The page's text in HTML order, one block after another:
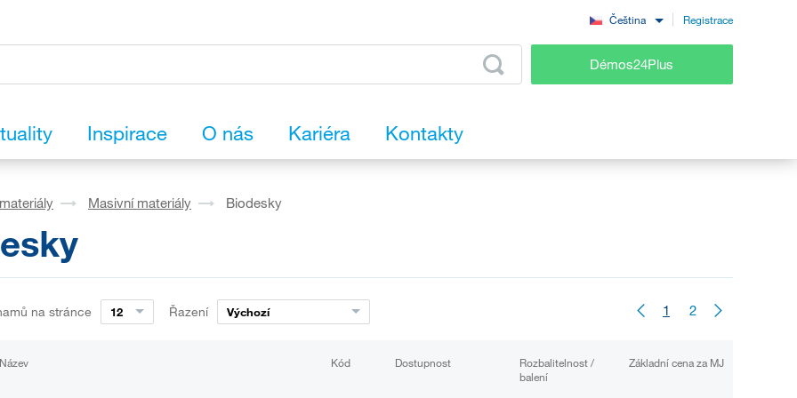
Čeština Registrace
Démos24Plus
Inspirace O nás Kariéra Kontakty
Masivní materiály Biodesky
na stránce 12 Řazení Výchozí 1 2
Název Kód Dostupnost
Rozbalitelnost /
balení
Základní cena za MJ